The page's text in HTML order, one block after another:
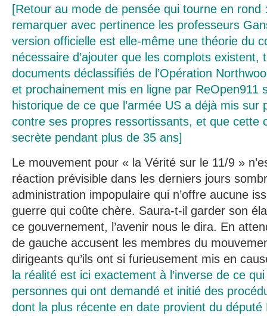
[Retour au mode de pensée qui tourne en rond
remarquer avec pertinence les professeurs
version officielle est elle-même une théorie du
nécessaire d’ajouter que les complots existent,
documents déclassifiés de l’Opération
et prochainement mis en ligne par ReOpen911
historique de ce que l’armée US a déjà mis sur
contre ses propres ressortissants, et que cette
secrète pendant plus de 35 ans]
Le mouvement pour « la Vérité sur le 11/9 »
réaction prévisible dans les derniers jours
administration impopulaire qui n’offre aucune
guerre qui coûte chère. Saura-t-il garder son
ce gouvernement, l’avenir nous le dira. En
de gauche accusent les membres du
dirigeants qu’ils ont si furieusement mis en
la réalité est ici exactement à l’inverse de ce
personnes qui ont demandé et initié des
dont la plus récente en date provient du député